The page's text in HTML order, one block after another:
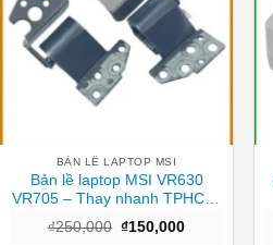
BẢN LỀ LAPTOP MSI
Bản lề laptop MSI VR630
VR705 – Thay nhanh TPHCM,
₫250,000 Giá
₫150,000Giá